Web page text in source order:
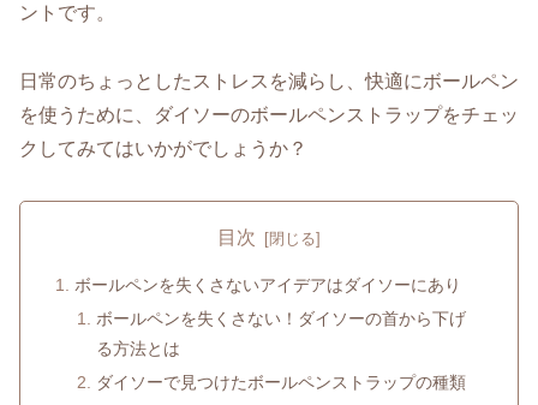
ントです。
日常のちょっとしたストレスを減らし、快適にボールペン
を使うために、ダイソーのボールペンストラップをチェッ
クしてみてはいかがでしょうか？
目次
ボールペンを失くさないアイデアはダイソーにあり
ボールペンを失くさない！ダイソーの首から下げ
る方法とは
ダイソーで見つけたボールペンストラップの種類